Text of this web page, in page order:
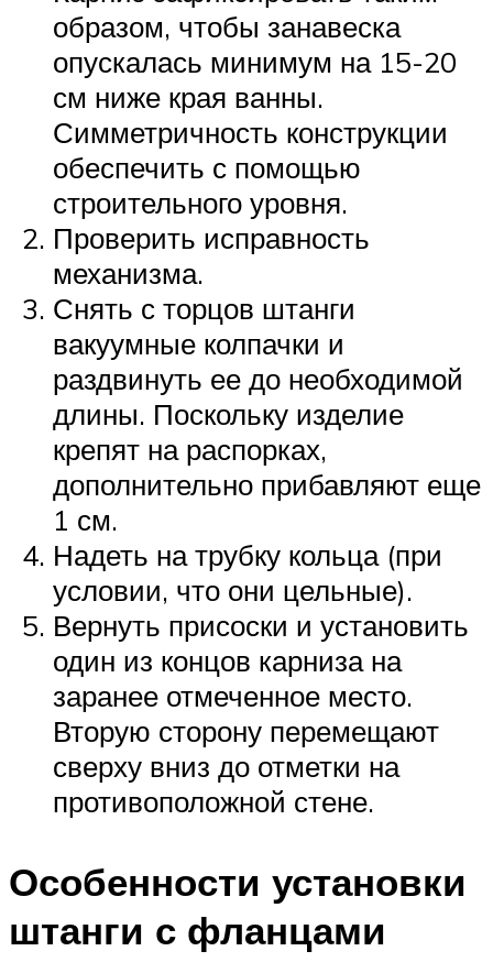
образом, чтобы занавеска
опускалась минимум на 15-20
см ниже края ванны.
Симметричность конструкции
обеспечить с помощью
строительного уровня.
Проверить исправность
механизма.
Снять с торцов штанги
вакуумные колпачки и
раздвинуть ее до необходимой
длины. Поскольку изделие
крепят на распорках,
дополнительно прибавляют еще
1 см.
Надеть на трубку кольца (при
условии, что они цельные).
Вернуть присоски и установить
один из концов карниза на
заранее отмеченное место.
Вторую сторону перемещают
сверху вниз до отметки на
противоположной стене.
Особенности установки
штанги с фланцами